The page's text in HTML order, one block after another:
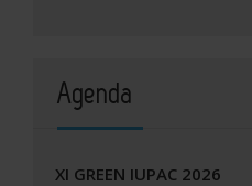
Agenda
XI GREEN IUPAC 2026